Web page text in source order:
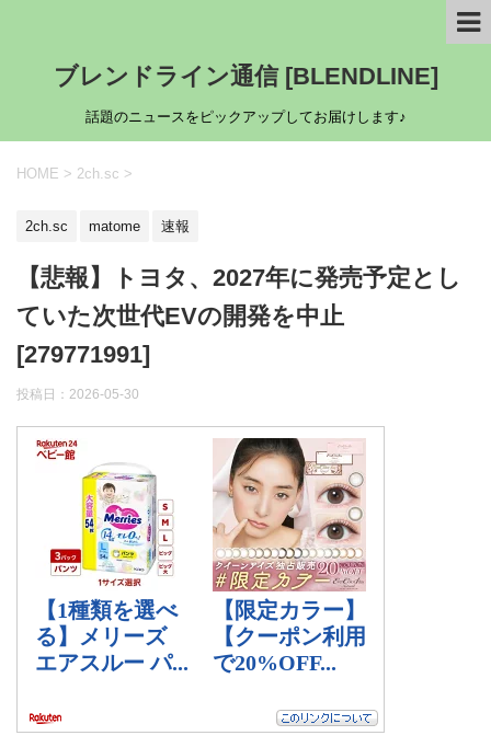
ブレンドライン通信 [BLENDLINE]
話題のニュースをピックアップしてお届けします♪
HOME > 2ch.sc >
2ch.sc matome 速報
【悲報】トヨタ、2027年に発売予定とし
ていた次世代EVの開発を中止
[279771991]
投稿日： 2026-05-30